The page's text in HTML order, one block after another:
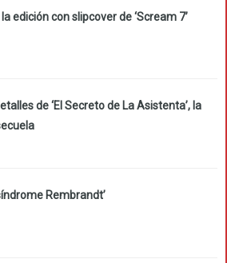
edición con slipcover de ‘Scream 7’
de ‘El Secreto de La Asistenta’, la
Rembrandt’